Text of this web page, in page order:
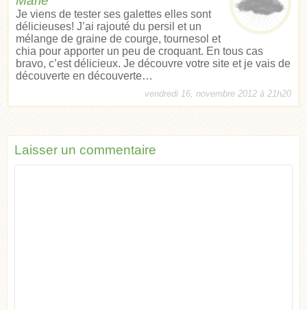
Je viens de tester ses galettes elles sont
délicieuses! J’ai rajouté du persil et un
mélange de graine de courge, tournesol et
chia pour apporter un peu de croquant. En tous cas
bravo, c’est délicieux. Je découvre votre site et je vais de
découverte en découverte…
vendredi 16, novembre 2012 à 21h20
Laisser un commentaire